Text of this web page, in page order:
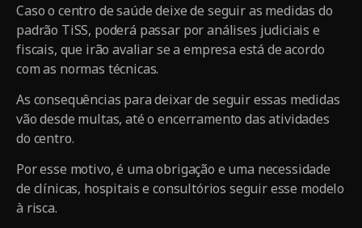
Caso o centro de saúde deixe de seguir as medidas do
padrão TiSS, poderá passar por análises judiciais e
fiscais, que irão avaliar se a empresa está de acordo
com as normas técnicas.
As consequências para deixar de seguir essas medidas
vão desde multas, até o encerramento das atividades
do centro.
Por esse motivo, é uma obrigação e uma necessidade
de clínicas, hospitais e consultórios seguir esse modelo
à risca.